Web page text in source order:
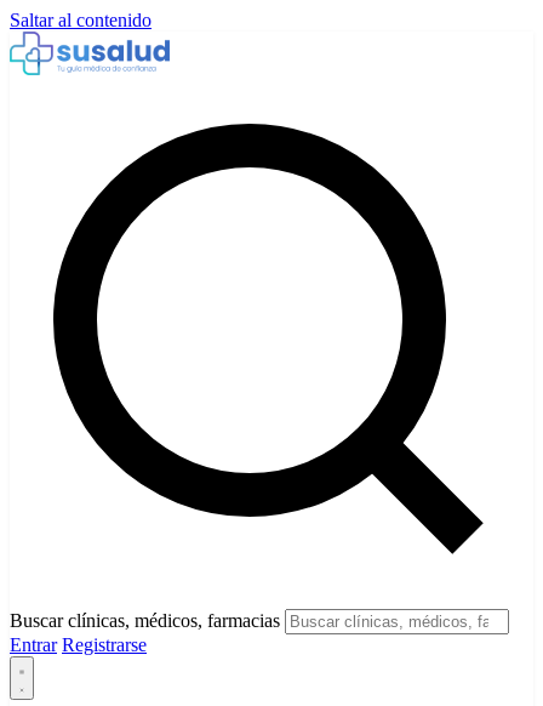
Saltar al contenido
Buscar clínicas, médicos, farmacias
Entrar Registrarse